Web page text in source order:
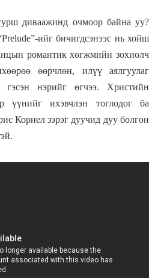
диваажинд очмоор байна уу?
ийг бичигдсэнээс нь хойш
романтик хөгжмийн зохиолч
өөрчлөн, илүү аялгуулаг
гэсэн нэрийг өгчээ. Христийн
үүнийг ихэвчлэн тоглодог ба
Корнел зэрэг дуучид дуу болгон